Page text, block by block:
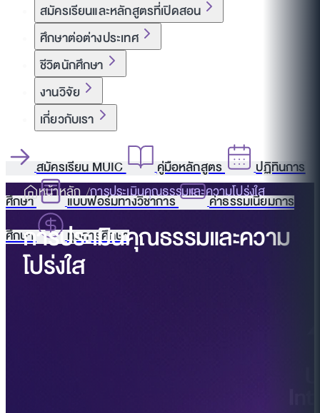
สมัครเรียนและหลักสูตรที่เปิดสอน
ศึกษาต่อต่างประเทศ
ชีวิตนักศึกษา
งานวิจัย
เกี่ยวกับเรา
สมัครเรียน MUIC คู่มือหลักสูตร
ปฏิทินการ
ศึกษา
แบบฟอร์มทางวิชาการ
ค่าธรรมเนียมการ
ศึกษา
ทุนการศึกษา
หน้าหลัก การประเมินคุณธรรมและความโปร่งใส
การประเมินคุณธรรมและความ
โปร่งใส